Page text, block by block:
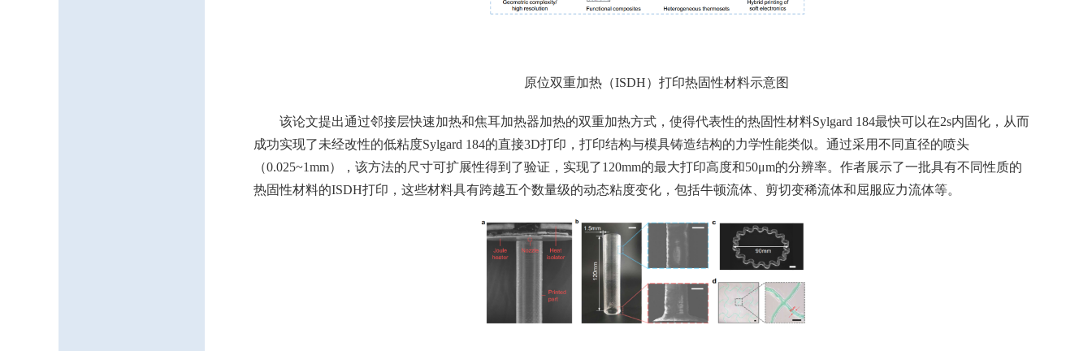
原位双重加热（ISDH）打印热固性材料示意图
该论文提出通过邻接层快速加热和焦耳加热器加热的双重加热方式，使得代表性的热固性材料Sylgard 184最快可以在2s内固化，从而
成功实现了未经改性的低粘度Sylgard 184的直接3D打印，打印结构与模具铸造结构的力学性能类似。通过采用不同直径的喷头
（0.025~1mm），该方法的尺寸可扩展性得到了验证，实现了120mm的最大打印高度和50μm的分辨率。作者展示了一批具有不同性质的
热固性材料的ISDH打印，这些材料具有跨越五个数量级的动态粘度变化，包括牛顿流体、剪切变稀流体和屈服应力流体等。